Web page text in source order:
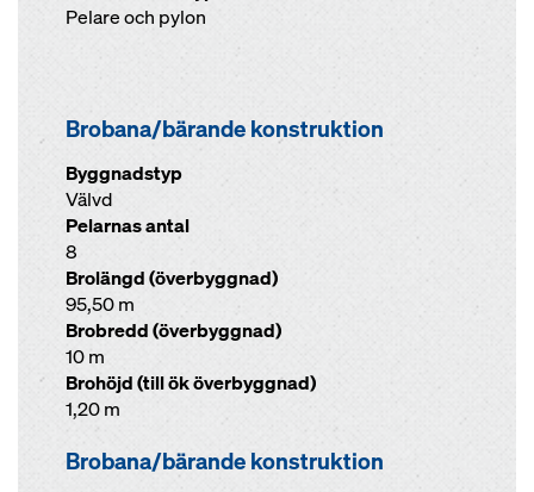
Pelare och pylon
Brobana/bärande konstruktion
Byggnadstyp
Välvd
Pelarnas antal
8
Brolängd (överbyggnad)
95,50 m
Brobredd (överbyggnad)
10 m
Brohöjd (till ök överbyggnad)
1,20 m
Brobana/bärande konstruktion